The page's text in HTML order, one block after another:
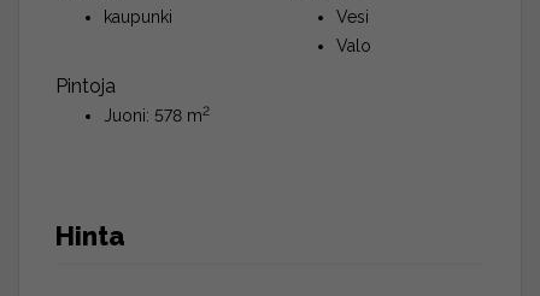
kaupunki
Pintoja
Juoni: 578 m2
Vesi
Valo
Hinta